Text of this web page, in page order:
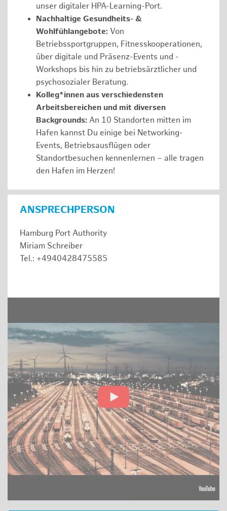
unser digitaler HPA-Learning-Port.
Nachhaltige Gesundheits- &
Wohlfühlangebote: Von
Betriebssportgruppen, Fitnesskooperationen,
über digitale und Präsenz-Events und -
Workshops bis hin zu betriebsärztlicher und
psychosozialer Beratung.
Kolleg*innen aus verschiedensten
Arbeitsbereichen und mit diversen
Backgrounds: An 10 Standorten mitten im
Hafen kannst Du einige bei Networking-
Events, Betriebsausflügen oder
Standortbesuchen kennenlernen – alle tragen
den Hafen im Herzen!
ANSPRECHPERSON
Hamburg Port Authority
Miriam Schreiber
Tel.: +4940428475585